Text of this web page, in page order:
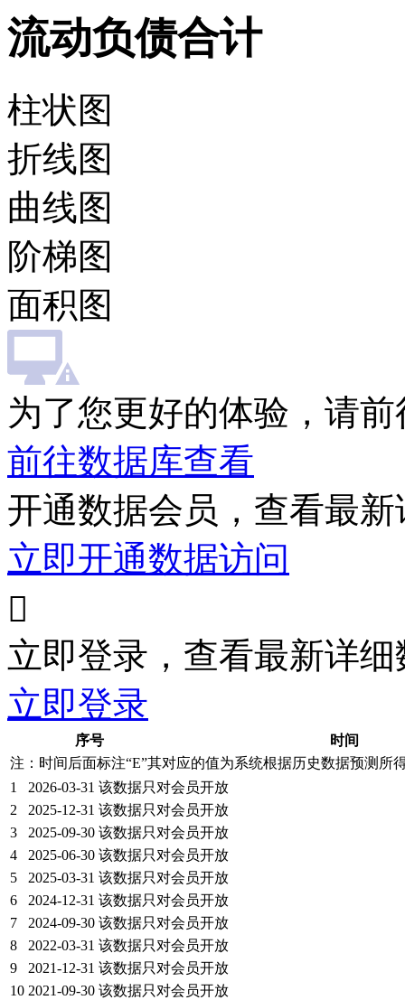
流动负债合计
柱状图
折线图
曲线图
阶梯图
面积图
为了您更好的体验，请
前往数据库查看
开通数据会员，查看最
立即开通数据访问

立即登录，查看最新详细
立即登录
序号
时间
注：时间后面标注“E”其对应的值为系统根据历史数据预测所
1
2026-03-31 该数据只对会员开放
2
2025-12-31 该数据只对会员开放
3
2025-09-30 该数据只对会员开放
4
2025-06-30 该数据只对会员开放
5
2025-03-31 该数据只对会员开放
6
2024-12-31 该数据只对会员开放
7
2024-09-30 该数据只对会员开放
8
2022-03-31 该数据只对会员开放
9
2021-12-31 该数据只对会员开放
10 2021-09-30 该数据只对会员开放